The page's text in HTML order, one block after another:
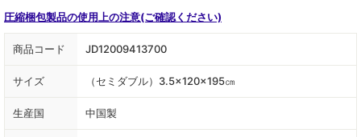
圧縮梱包製品の使用上の注意(ご確認ください)
商品コード JD12009413700
サイズ （セミダブル）3.5×120×195㎝
生産国 中国製